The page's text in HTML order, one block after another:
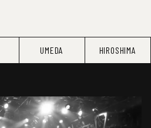
UMEDA HIROSHIMA